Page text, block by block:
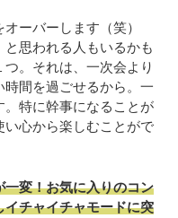
ーバーします（笑）
と思われる人もいるかも
。それは、一次会より
時間を過ごせるから。一
特に幹事になることが
心から楽しむことがで
変！お気に入りのコン
チャイチャモードに突